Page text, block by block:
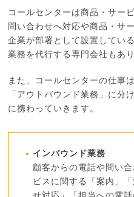
コールセンターは商品・サー
問い合わせへ対応や商品・サ
企業が部署として設置してい
業務を代行する専門会社もあり
また、コールセンターの仕事
「アウトバウンド業務」に分
に携わっていきます。
インバウンド業務
顧客からの電話や問い
ビスに関する「案内」